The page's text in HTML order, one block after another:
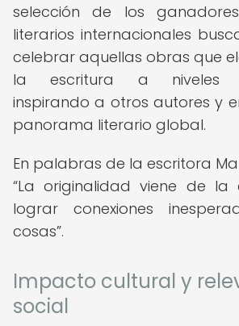
selección de los
literarios internacionales
celebrar aquellas obras que
la escritura a niveles
inspirando a otros autores y
panorama literario global.
En palabras de la escritora
La originalidad viene de
lograr conexiones
cosas .
Impacto cultural y
social